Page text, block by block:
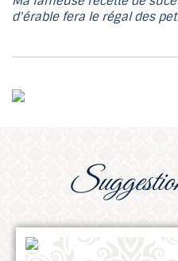
d'érable fera le régal des